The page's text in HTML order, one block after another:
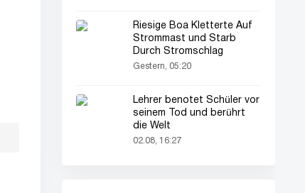
Riesige Boa Kletterte Auf
Strommast und Starb
Durch Stromschlag
Gestern, 05:20
Lehrer benotet Schüler vor
seinem Tod und berührt
die Welt
02.08, 16:27